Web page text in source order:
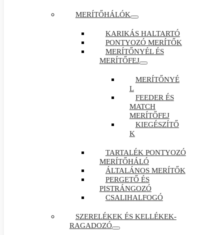
MERÍTŐHÁLÓK
KARIKÁS HALTARTÓ
PONTYOZÓ MERÍTŐK
MERÍTŐNYÉL ÉS
MERÍTŐFEJ
MERÍTŐNYÉ
L
FEEDER ÉS
MATCH
MERÍTŐFEJ
KIEGÉSZÍTŐ
K
TARTALÉK PONTYOZÓ
MERÍTŐHÁLÓ
ÁLTALÁNOS MERÍTŐK
PERGETŐ ÉS
PISTRÁNGOZÓ
CSALIHALFOGÓ
SZERELÉKEK ÉS KELLÉKEK-
RAGADOZÓ